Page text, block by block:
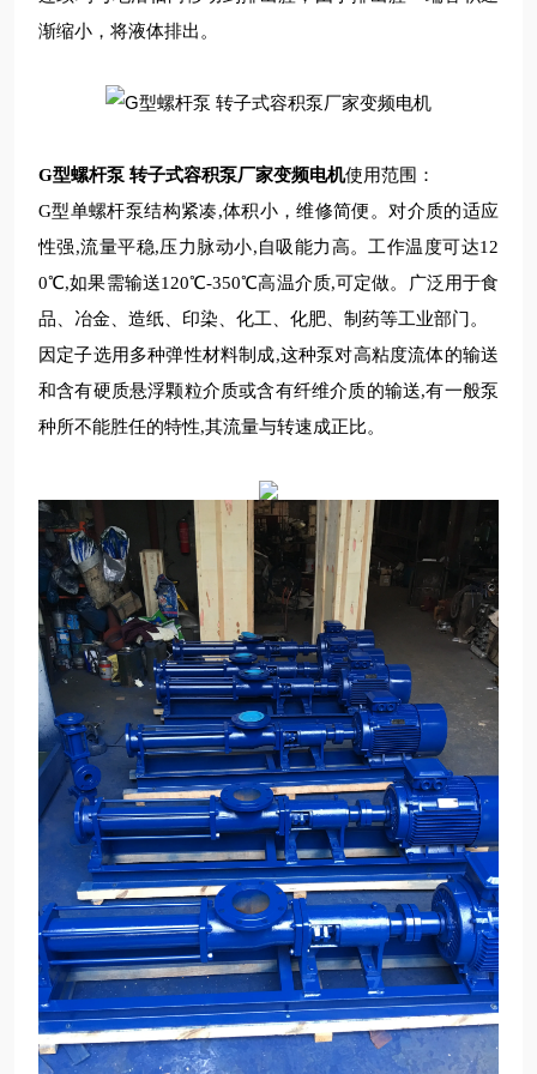
渐缩小，将液体排出。
G型螺杆泵 转子式容积泵厂家变频电机使用范围：
G型单螺杆泵结构紧凑,体积小，维修简便。对介质的适应
性强,流量平稳,压力脉动小,自吸能力高。工作温度可达12
0℃,如果需输送120℃-350℃高温介质,可定做。广泛用于食
品、冶金、造纸、印染、化工、化肥、制药等工业部门。
因定子选用多种弹性材料制成,这种泵对高粘度流体的输送
和含有硬质悬浮颗粒介质或含有纤维介质的输送,有一般泵
种所不能胜任的特性,其流量与转速成正比。